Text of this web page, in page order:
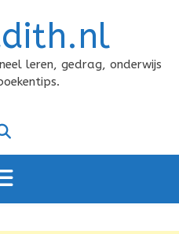
leren, gedrag, onderwijs